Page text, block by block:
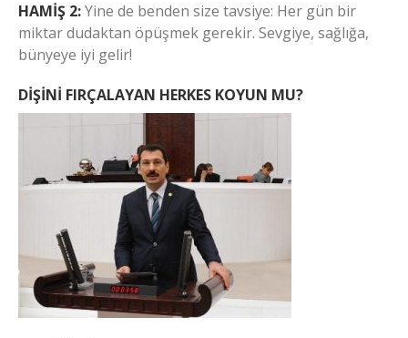
HAMİŞ 2:Yine de benden size tavsiye: Her gün bir
miktar dudaktan öpüşmek gerekir. Sevgiye, sağlığa,
bünyeye iyi gelir!
DİŞİNİ FIRÇALAYAN HERKES KOYUN MU?